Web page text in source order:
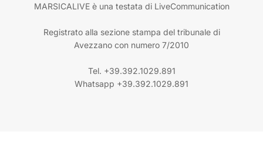
MARSICALIVE è una testata di LiveCommunication
Registrato alla sezione stampa del tribunale di
Avezzano con numero 7/2010
Tel. +39.392.1029.891
Whatsapp +39.392.1029.891